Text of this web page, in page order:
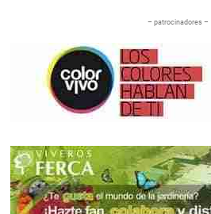
– patrocinadores –